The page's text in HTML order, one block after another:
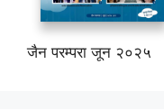
जैन परम्परा जून २०२५